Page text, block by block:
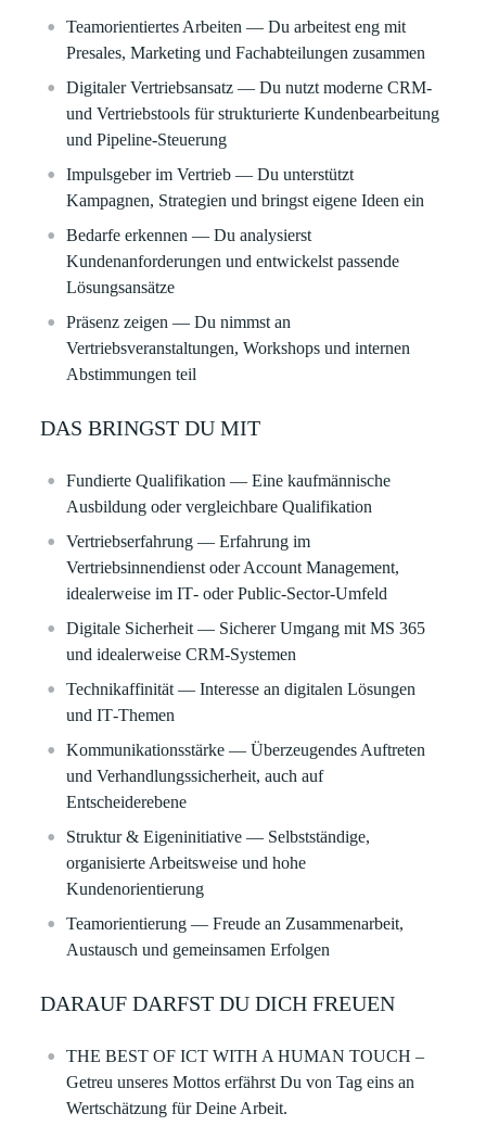
Teamorientiertes Arbeiten — Du arbeitest eng mit
Presales, Marketing und Fachabteilungen zusammen
Digitaler Vertriebsansatz — Du nutzt moderne CRM‑
und Vertriebstools für strukturierte Kundenbearbeitung
und Pipeline‑Steuerung
Impulsgeber im Vertrieb — Du unterstützt
Kampagnen, Strategien und bringst eigene Ideen ein
Bedarfe erkennen — Du analysierst
Kundenanforderungen und entwickelst passende
Lösungsansätze
Präsenz zeigen — Du nimmst an
Vertriebsveranstaltungen, Workshops und internen
Abstimmungen teil
DAS BRINGST DU MIT
Fundierte Qualifikation — Eine kaufmännische
Ausbildung oder vergleichbare Qualifikation
Vertriebserfahrung— Erfahrung im
Vertriebsinnendienst oder Account Management,
idealerweise im IT‑ oder Public‑Sector‑Umfeld
Digitale Sicherheit— Sicherer Umgang mit MS 365
und idealerweise CRM‑Systemen
Technikaffinität — Interesse an digitalen Lösungen
und IT‑Themen
Kommunikationsstärke — Überzeugendes Auftreten
und Verhandlungssicherheit, auch auf
Entscheiderebene
Struktur & Eigeninitiative — Selbstständige,
organisierte Arbeitsweise und hohe
Kundenorientierung
Teamorientierung — Freude an Zusammenarbeit,
Austausch und gemeinsamen Erfolgen
DARAUF DARFST DU DICH FREUEN
THE BEST OF ICT WITH A HUMAN TOUCH–
Getreu unseres Mottos erfährst Du von Tag eins an
Wertschätzung für Deine Arbeit.